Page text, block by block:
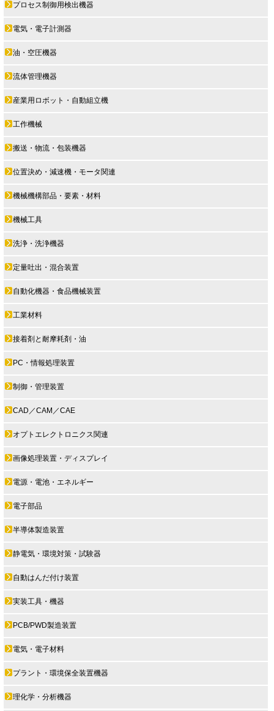
プロセス制御用検出機器
電気・電子計測器
油・空圧機器
流体管理機器
産業用ロボット・自動組立機
工作機械
搬送・物流・包装機器
位置決め・減速機・モータ関連
機械機構部品・要素・材料
機械工具
洗浄・洗浄機器
定量吐出・混合装置
自動化機器・食品機械装置
工業材料
接着剤と耐摩耗剤・油
PC・情報処理装置
制御・管理装置
CAD／CAM／CAE
オプトエレクトロニクス関連
画像処理装置・ディスプレイ
電源・電池・エネルギー
電子部品
半導体製造装置
静電気・環境対策・試験器
自動はんだ付け装置
実装工具・機器
PCB/PWD製造装置
電気・電子材料
プラント・環境保全装置機器
理化学・分析機器